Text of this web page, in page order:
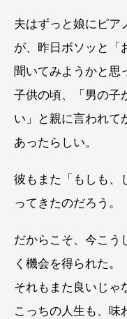
夫はずっと娘にピア
が、昨日ボソッと「
聞いてみようかと思
子供の頃、「男の子
い」と親に言われて
あったらしい。
彼もまた「もしも、
ってきたのだろう。
だからこそ、今こう
く機会を得られた。
それもまた良いじゃ
こっちの人生も、味